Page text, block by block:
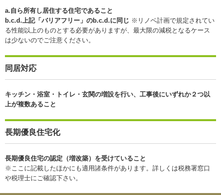
a.自ら所有し居住する住宅であること
b.c.d.上記「バリアフリー」のb.c.d.に同じ ※リノベ計画で規定されてい
る性能以上のものとする必要がありますが、最大限の減税となるケース
は少ないのでご注意ください。
同居対応
キッチン・浴室・トイレ・玄関の増設を行い、工事後にいずれか２つ以
上が複数あること
長期優良住宅化
長期優良住宅の認定（増改築）を受けていること
※ここに記載したほかにも適用諸条件があります。詳しくは税務署窓口
や税理士にご確認下さい。